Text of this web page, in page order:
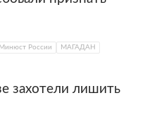
Минюст России
МАГАДАН
захотели лишить